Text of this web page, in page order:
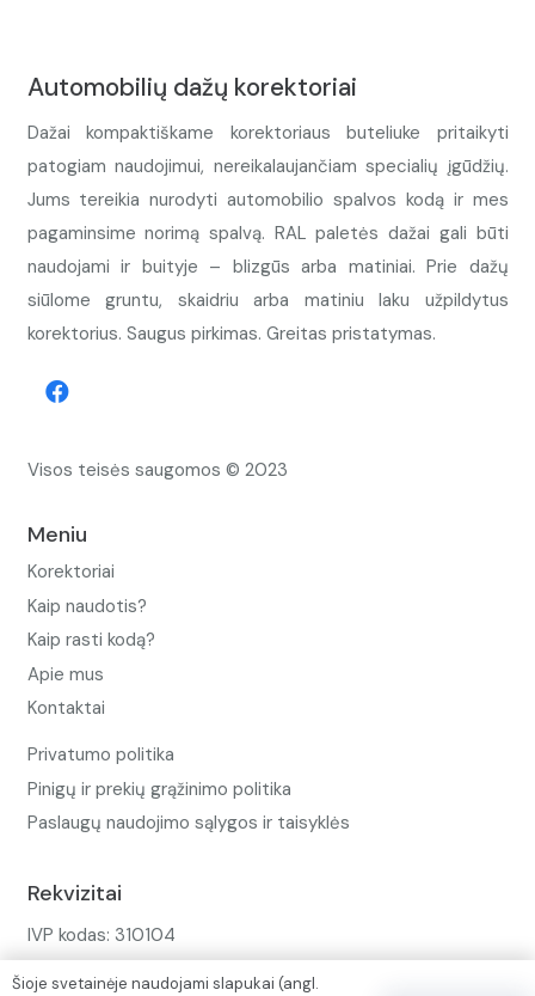
Automobilių dažų korektoriai
Dažai kompaktiškame korektoriaus buteliuke pritaikyti
patogiam naudojimui, nereikalaujančiam specialių įgūdžių.
Jums tereikia nurodyti automobilio spalvos kodą ir mes
pagaminsime norimą spalvą. RAL paletės dažai gali būti
naudojami ir buityje – blizgūs arba matiniai. Prie dažų
siūlome gruntu, skaidriu arba matiniu laku užpildytus
korektorius. Saugus pirkimas. Greitas pristatymas.
Visos teisės saugomos © 2023
Meniu
Korektoriai
Kaip naudotis?
Kaip rasti kodą?
Apie mus
Kontaktai
Privatumo politika
Pinigų ir prekių grąžinimo politika
Paslaugų naudojimo sąlygos ir taisyklės
Rekvizitai
IVP kodas: 310104
Šioje svetainėje naudojami slapukai (angl.